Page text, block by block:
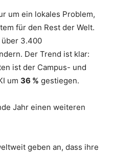
um ein lokales Problem,
für den Rest der Welt.
über 3.400
Der Trend ist klar:
ist der Campus- und
um 36 % gestiegen.
Jahr einen weiteren
geben an, dass ihre